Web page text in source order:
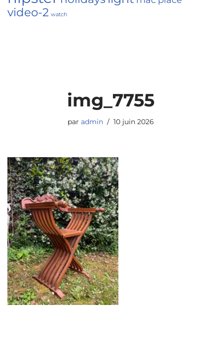
video-2 watch
img_7755
par admin 10 juin 2026